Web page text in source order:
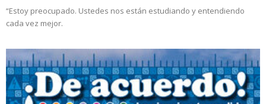
“Estoy preocupado. Ustedes nos están estudiando y entendiendo
cada vez mejor.